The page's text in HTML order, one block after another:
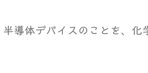
半導体デバイスのことを、化